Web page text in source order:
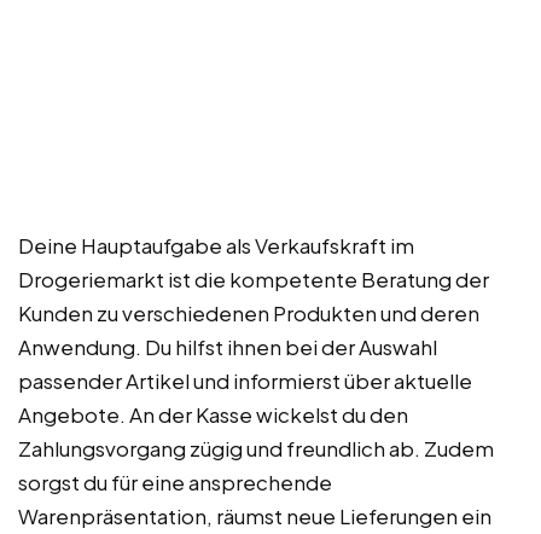
Deine Hauptaufgabe als Verkaufskraft im
Drogeriemarkt ist die kompetente Beratung der
Kunden zu verschiedenen Produkten und deren
Anwendung. Du hilfst ihnen bei der Auswahl
passender Artikel und informierst über aktuelle
Angebote. An der Kasse wickelst du den
Zahlungsvorgang zügig und freundlich ab. Zudem
sorgst du für eine ansprechende
Warenpräsentation, räumst neue Lieferungen ein